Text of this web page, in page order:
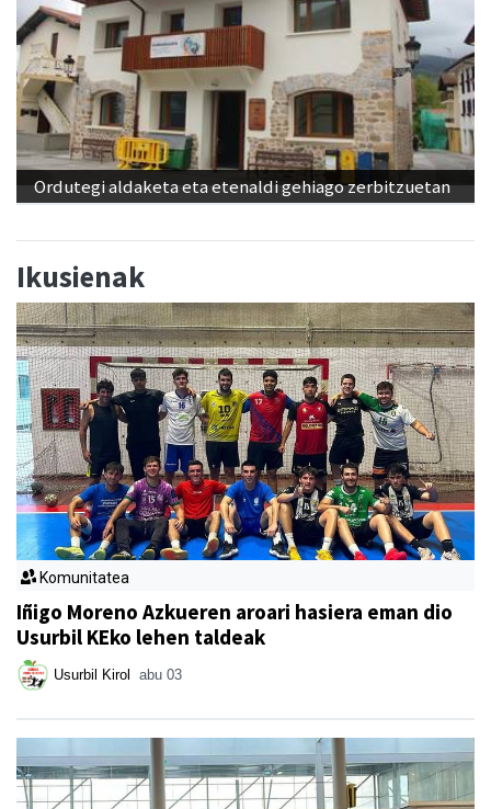
Ordutegi aldaketa eta etenaldi gehiago zerbitzuetan
Ikusienak
Komunitatea
Iñigo Moreno Azkueren aroari hasiera eman dio
Usurbil KEko lehen taldeak
Usurbil Kirol abu 03